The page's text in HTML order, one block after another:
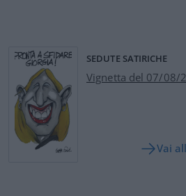
SEDUTE SATIRICHE
Vignetta del 07/08/
Vai